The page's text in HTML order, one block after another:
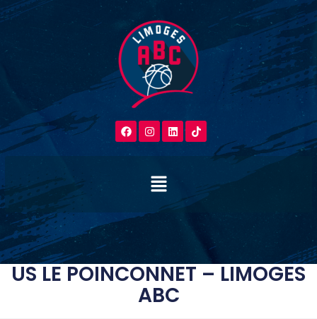
US LE POINCONNET – LIMOGES
ABC